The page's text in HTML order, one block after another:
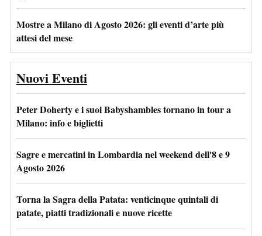
Mostre a Milano di Agosto 2026: gli eventi d’arte più
attesi del mese
Nuovi Eventi
Peter Doherty e i suoi Babyshambles tornano in tour a
Milano: info e biglietti
Sagre e mercatini in Lombardia nel weekend dell'8 e 9
Agosto 2026
Torna la Sagra della Patata: venticinque quintali di
patate, piatti tradizionali e nuove ricette